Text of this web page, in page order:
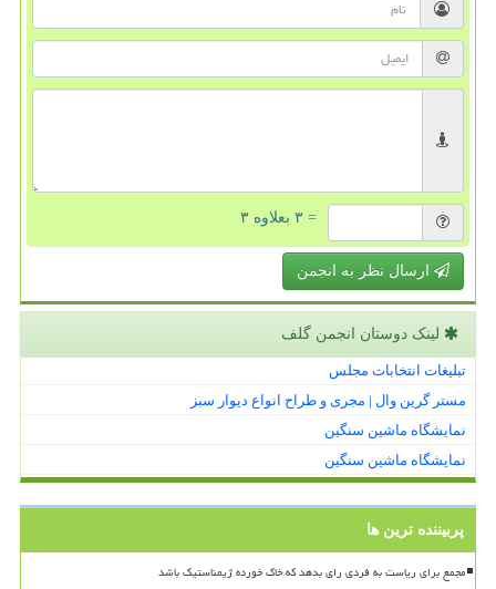
= ۳ بعلاوه ۳
ارسال نظر به انجمن
لینک دوستان انجمن گلف
تبلیغات انتخابات مجلس
مستر گرین وال | مجری و طراح انواع دیوار سبز
نمایشگاه ماشین سنگین
نمایشگاه ماشین سنگین
پربیننده ترین ها
مجمع برای ریاست به فردی رای بدهد که خاک خورده ژیمناستیک باشد